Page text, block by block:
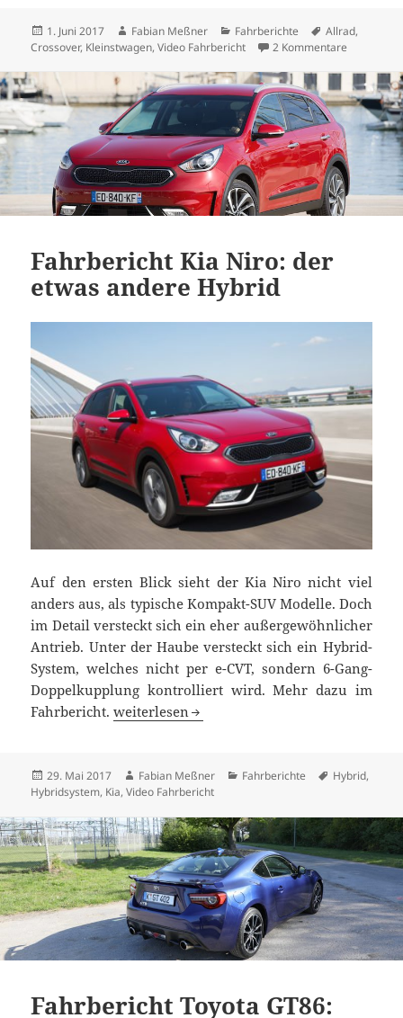
Veröffentlicht
am
1. Juni 2017 Autor
Fabian Meßner Kategorien
Fahrberichte Schlagwörter
Allrad,
Crossover, Kleinstwagen,Video Fahrbericht 2 Kommentare
Fahrbericht Kia Niro: der
etwas andere Hybrid
Auf den ersten Blick sieht der Kia Niro nicht viel
anders aus, als typische Kompakt-SUV Modelle. Doch
im Detail versteckt sich ein eher außergewöhnlicher
Antrieb. Unter der Haube versteckt sich ein Hybrid-
System, welches nicht per e-CVT, sondern 6-Gang-
Doppelkupplung kontrolliert wird. Mehr dazu im
Fahrbericht.Fahrbericht Kia Niro: der etwas andere
weiterlesen
Veröffentlicht
am
29. Mai 2017 Autor
Fabian Meßner Kategorien
Fahrberichte Schlagwörter
Hybrid,
Hybridsystem, Kia,Video Fahrbericht
Fahrbericht Toyota GT86: